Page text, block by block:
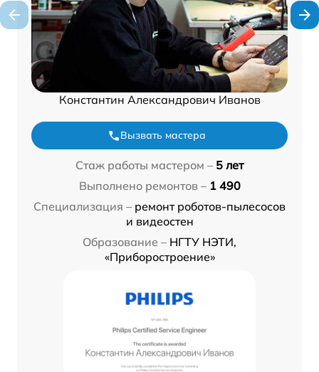
Константин Александрович Иванов
Вызвать мастера
Стаж работы мастером – 5 лет
Выполнено ремонтов – 1 490
Специализация – ремонт роботов-пылесосов
и видеостен
Образование – НГТУ НЭТИ,
«Приборостроение»